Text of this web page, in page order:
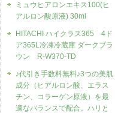
ミュウヒアロンエキス100(ヒ
アルロン酸原液) 30ml
HITACHI ハイクラス365 4ド
ア365L冷凍冷蔵庫 ダークブラ
ウン R-W370-TD
♪代引き手数料無料♪3つの美肌
成分（ヒアルロン酸、エラス
チン、コラーゲン原液）を最
適なバランスで配合。ハリと